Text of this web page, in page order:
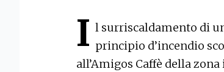
I l surriscaldamento di
principio d’incendio
all’Amigos Caffè della